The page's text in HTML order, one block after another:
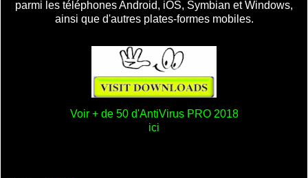
parmi les téléphones Android, iOS, Symbian et Windows,
ainsi que d'autres plates-formes mobiles.
Voir + de 50 d'AntiVirus PRO 2018
ici